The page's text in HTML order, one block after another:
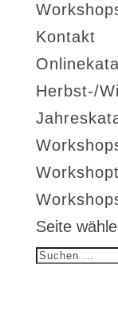
Kontakt
Herbst-/
Seite